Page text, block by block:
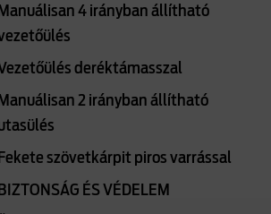
Manuálisan 4 irányban állítható
deréktámasszal
Manuálisan 2 irányban állítható
Fekete szövetkárpit piros varrással
BIZTONSÁG ÉS VÉDELEM